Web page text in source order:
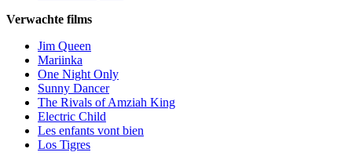
Verwachte films
Jim Queen
Mariinka
One Night Only
Sunny Dancer
The Rivals of Amziah King
Electric Child
Les enfants vont bien
Los Tigres